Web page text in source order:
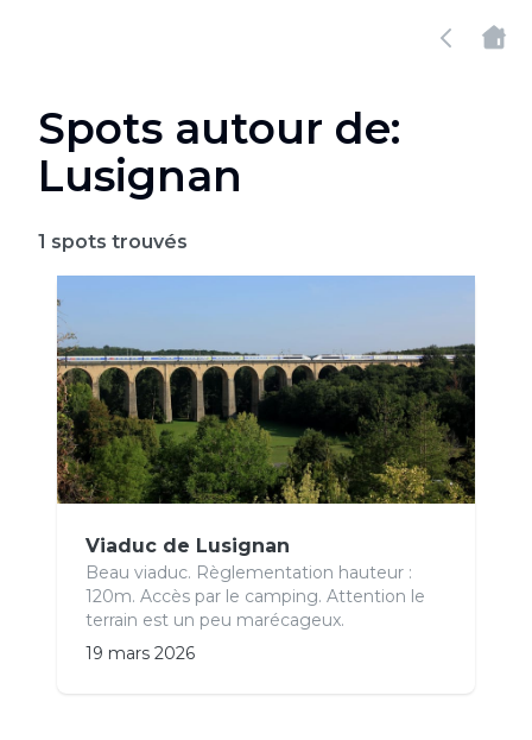
Spots autour de:
Lusignan
1 spots trouvés
Viaduc de Lusignan
Beau viaduc. Règlementation hauteur :
120m. Accès par le camping. Attention le
terrain est un peu marécageux.
19 mars 2026